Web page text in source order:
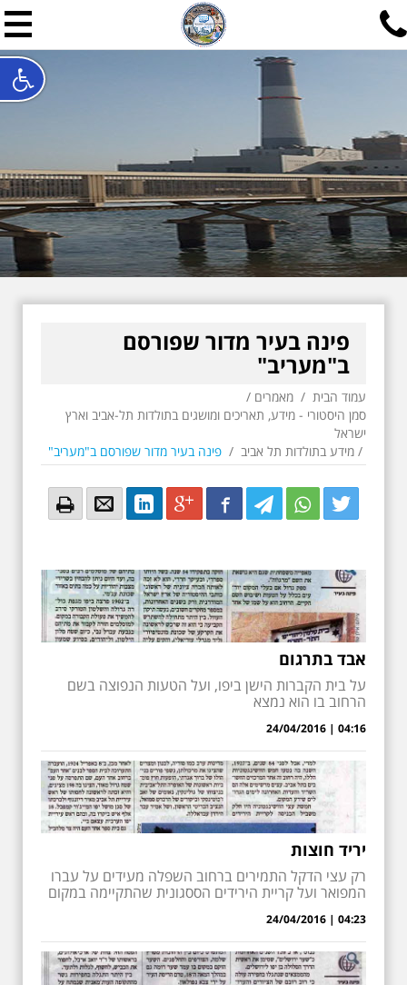
תל אביב שלי
תיור ישראלי בעריכת אילן
האתר המרכזי להיסטוריה של תל אביב ותולדות ארץ ישראל -
חייגו עכשיו:052-7747748
שלחו פנייה:ilan@mytelaviv.co.il
English עברית צור קשר
פינה בעיר מדור שפורסם
ב"מעריב"
עמוד הבית / מאמרים /
סמן היסטורי - מידע, תאריכים ומושגים בתולדות תל-אביב וארץ
ישראל
/ מידע בתולדות תל אביב / פינה בעיר מדור שפורסם ב"מעריב"
Twitter
Twitter
Twitter
Facebook
Google+
LinkedIn
Email
Email
אבד בתרגום
על בית הקברות הישן ביפו, ועל הטעות הנפוצה בשם
הרחוב בו הוא נמצא
04:16 | 24/04/2016
יריד חוצות
רק עצי הדקל התמירים ברחוב השפלה מעידים על עברו
המפואר ועל קריית הירידים הססגונית שהתקיימה במקום
04:23 | 24/04/2016